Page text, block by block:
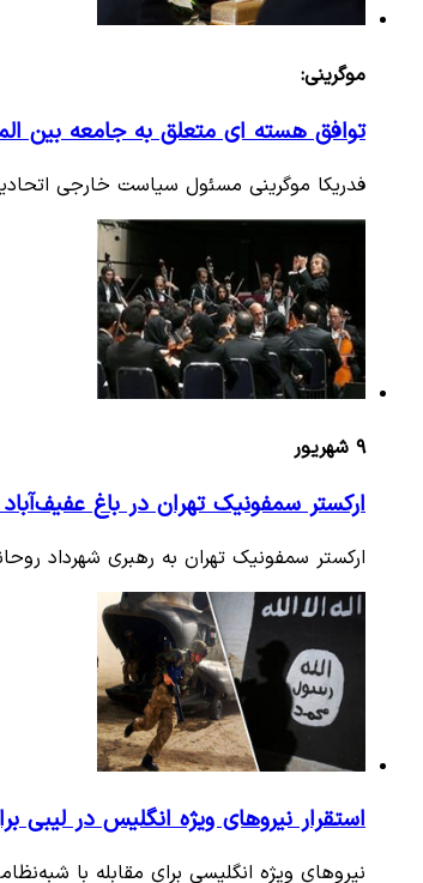
موگرینی:
توافق هسته ای متعلق به جامعه بین
فدریکا موگرینی مسئول سیاست خارجی
۹ شهریور
ارکستر سمفونیک تهران در باغ
ارکستر سمفونیک تهران به رهبری شهرداد
استقرار نیروهای ویژه انگلیس در لیبی
نیروهای ویژه انگلیسی برای مقابله با